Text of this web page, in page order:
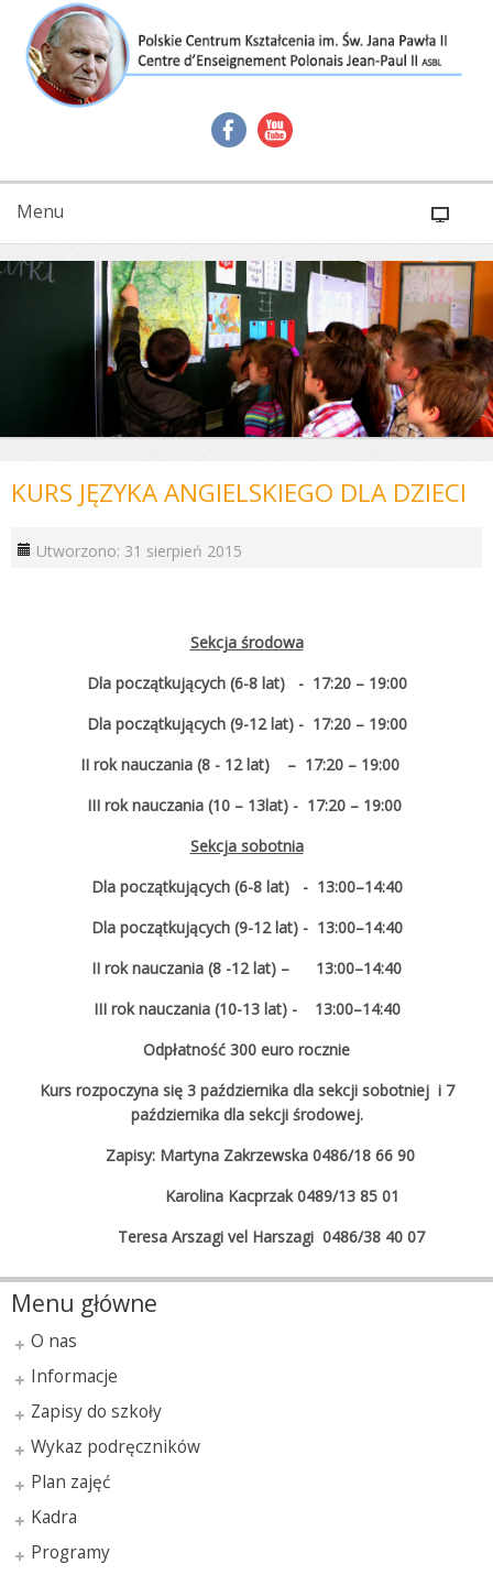
Menu
KURS JĘZYKA ANGIELSKIEGO DLA DZIECI
Utworzono: 31 sierpień 2015
Sekcja środowa
Dla początkujących (6-8 lat) - 17:20 – 19:00
Dla początkujących (9-12 lat) - 17:20 – 19:00
II rok nauczania (8 - 12 lat) – 17:20 – 19:00
III rok nauczania (10 – 13lat) - 17:20 – 19:00
Sekcja sobotnia
Dla początkujących (6-8 lat) - 13:00–14:40
Dla początkujących (9-12 lat) - 13:00–14:40
II rok nauczania (8 -12 lat) – 13:00–14:40
III rok nauczania (10-13 lat) - 13:00–14:40
Odpłatność 300 euro rocznie
Kurs rozpoczyna się 3 października dla sekcji sobotniej i 7
października dla sekcji środowej.
Zapisy: Martyna Zakrzewska 0486/18 66 90
Karolina Kacprzak 0489/13 85 01
Teresa Arszagi vel Harszagi 0486/38 40 07
Menu główne
O nas
Informacje
Zapisy do szkoły
Wykaz podręczników
Plan zajęć
Kadra
Programy